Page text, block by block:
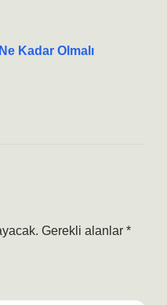
Kadar Olmalı
Gerekli alanlar *